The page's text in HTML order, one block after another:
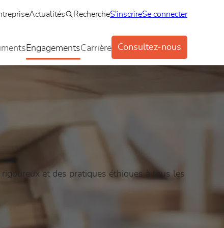
Actualités RechercheS'inscrireSe connecter
EngagementsCarrière Consultez-nous
et des pratiques éthiques à tous les